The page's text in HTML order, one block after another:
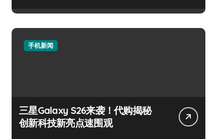
手机新闻
三星Galaxy S26来袭！代购揭秘
创新科技新亮点速围观